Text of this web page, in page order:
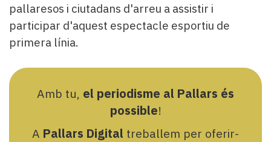
pallaresos i ciutadans d'arreu a assistir i
participar d'aquest espectacle esportiu de
primera línia.
Amb tu, el periodisme al Pallars és
possible!
A Pallars Digital treballem per oferir-